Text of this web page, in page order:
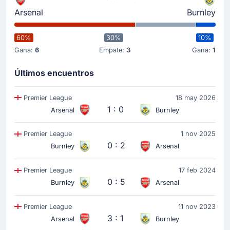
Arsenal Burnley
60%
Gana: 6
30%
Empate:3
10%
Gana: 1
Últimos encuentros
Premier League
18 may 2026
Arsenal
1 : 0 Burnley
Premier League
1 nov 2025
Burnley
0 : 2 Arsenal
Premier League
17 feb 2024
Burnley
0 : 5 Arsenal
Premier League
11 nov 2023
Arsenal
3 : 1 Burnley